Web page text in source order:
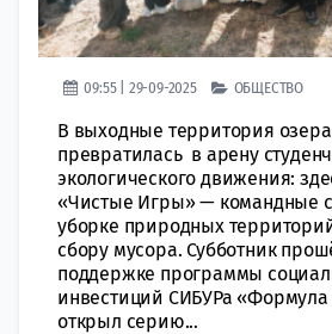
09:55 | 29-09-2025 ОБЩЕСТВО
В выходные территория озера
превратилась в арену
экологического движения:
«Чистые Игры» — командные
уборке природных
сбору мусора. Субботник
поддержке программы
инвестиций СИБУРа
открыл серию...